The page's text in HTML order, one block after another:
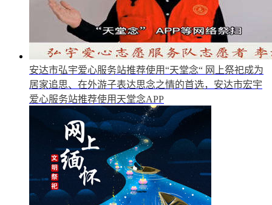
安达市弘宇爱心服务站推荐使用“天堂念“ 网上祭祀成为
居家追思、在外游子表达思念之情的首选，安达市宏宇
爱心服务站推荐使用天堂念APP